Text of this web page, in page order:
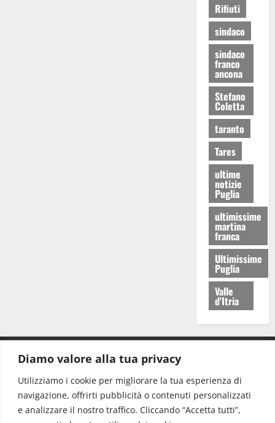
Diamo valore alla tua privacy
Utilizziamo i cookie per migliorare la tua esperienza di
navigazione, offrirti pubblicità o contenuti personalizzati
e analizzare il nostro traffico. Cliccando “Accetta tutti”,
Rifiuti
sindaco
sindaco
franco
ancona
Stefano
Coletta
taranto
Tares
ultime
notizie
Puglia
ultimissime
martina
franca
Ultimissime
Puglia
Valle
d'Itria
Redazione: redazione@www.martinasera.it
Direttore:direttore@www.martinasera.it